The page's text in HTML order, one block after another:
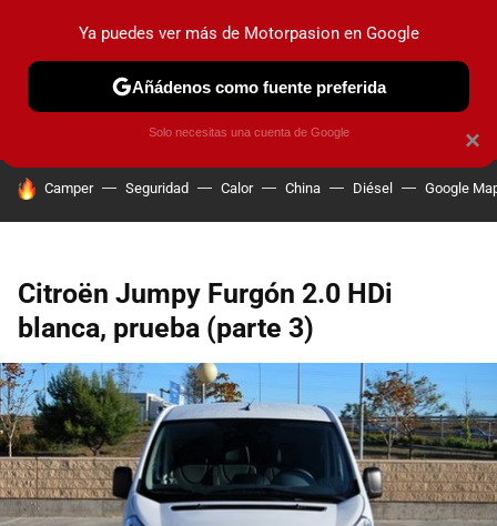
PRUEBAS COCHES ELÉCTRICOS OBSERVATORIO
HOY SE HABLA DE
Camper Seguridad Calor China Diésel Google
Citroën Jumpy Furgón 2.0 HDi
blanca, prueba (parte 3)
×
Ya puedes ver más de Motorpasion en Google
Añádenos como fuente preferida
Solo necesitas una cuenta de Google